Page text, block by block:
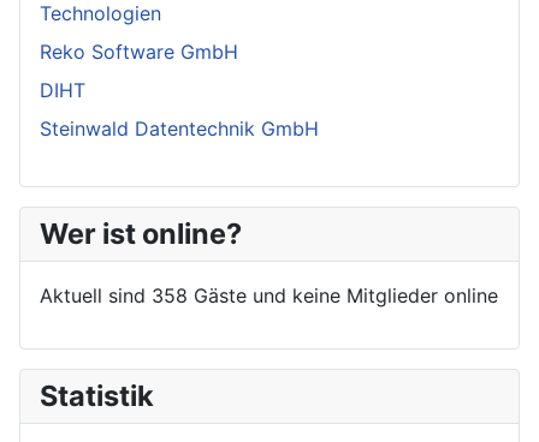
Technologien
Reko Software GmbH
DIHT
Steinwald Datentechnik GmbH
Wer ist online?
Aktuell sind 358 Gäste und keine Mitglieder online
Statistik